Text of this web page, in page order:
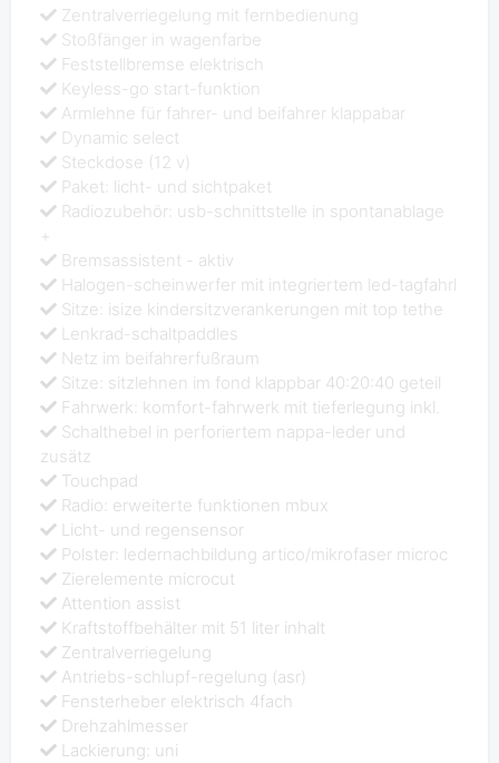
Zentralverriegelung mit fernbedienung
Stoßfänger in wagenfarbe
Feststellbremse elektrisch
Keyless-go start-funktion
Armlehne für fahrer- und beifahrer klappabar
Dynamic select
Steckdose (12 v)
Paket: licht- und sichtpaket
Radiozubehör: usb-schnittstelle in spontanablage
+
Bremsassistent - aktiv
Halogen-scheinwerfer mit integriertem led-tagfahrl
Sitze: isize kindersitzverankerungen mit top tethe
Lenkrad-schaltpaddles
Netz im beifahrerfußraum
Sitze: sitzlehnen im fond klappbar 40:20:40 geteil
Fahrwerk: komfort-fahrwerk mit tieferlegung inkl.
Schalthebel in perforiertem nappa-leder und
zusätz
Touchpad
Radio: erweiterte funktionen mbux
Licht- und regensensor
Polster: ledernachbildung artico/mikrofaser microc
Zierelemente microcut
Attention assist
Kraftstoffbehälter mit 51 liter inhalt
Zentralverriegelung
Antriebs-schlupf-regelung (asr)
Fensterheber elektrisch 4fach
Drehzahlmesser
Lackierung: uni